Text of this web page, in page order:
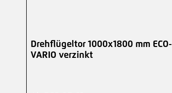
Drehflügeltor 1000x1800 mm ECO-
VARIO verzinkt